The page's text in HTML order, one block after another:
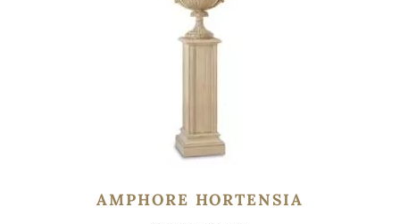
AMPHORE HORTENSIA